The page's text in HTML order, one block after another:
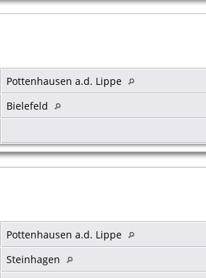
Pottenhausen a.d. Lippe
Bielefeld
Pottenhausen a.d. Lippe
Steinhagen